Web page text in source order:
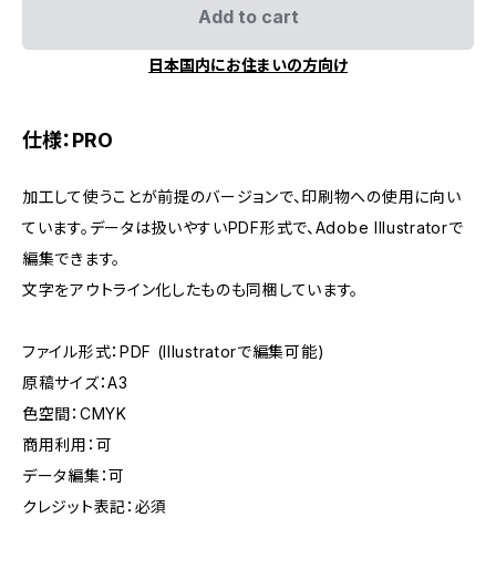
Add to cart
日本国内にお住まいの方向け
仕様：PRO
加工して使うことが前提のバージョンで、印刷物への使用に向い
ています。データは扱いやすいPDF形式で、Adobe Illustratorで
編集できます。
文字をアウトライン化したものも同梱しています。
ファイル形式：PDF (Illustratorで編集可能)
原稿サイズ：A3
色空間：CMYK
商用利用：可
データ編集：可
クレジット表記：必須